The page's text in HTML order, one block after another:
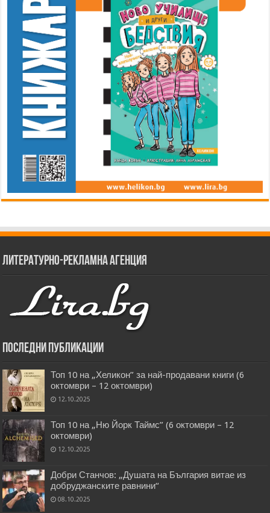
Литературно-рекламна агенция
Последни публикации
Топ 10 на „Хеликон” за най-продавани книги (6
октомври – 12 октомври)
12.10.2025
Топ 10 на „Ню Йорк Таймс” (6 октомври – 12
октомври)
12.10.2025
Добри Станчов: „Душата на България витае из
добруджанските равнини“
08.10.2025